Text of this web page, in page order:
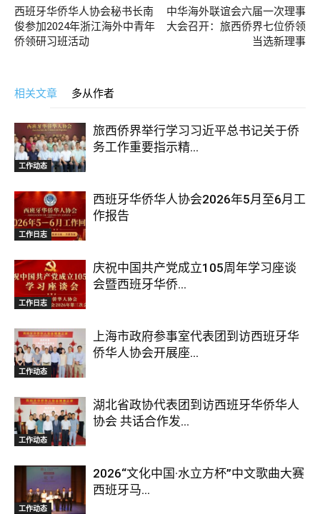
西班牙华侨华人协会秘书长南
俊参加2024年浙江海外中青年
侨领研习班活动
中华海外联谊会六届一次理事
大会召开：旅西侨界七位侨领
当选新理事
相关文章 多从作者
工作动态
旅西侨界举行学习习近平总书记关于侨
务工作重要指示精...
工作日志
西班牙华侨华人协会2026年5月至6月工
作报告
工作日志
庆祝中国共产党成立105周年学习座谈
会暨西班牙华侨...
工作动态
上海市政府参事室代表团到访西班牙华
侨华人协会开展座...
工作动态
湖北省政协代表团到访西班牙华侨华人
协会 共话合作发...
工作动态
2026“文化中国·水立方杯”中文歌曲大赛
西班牙马...